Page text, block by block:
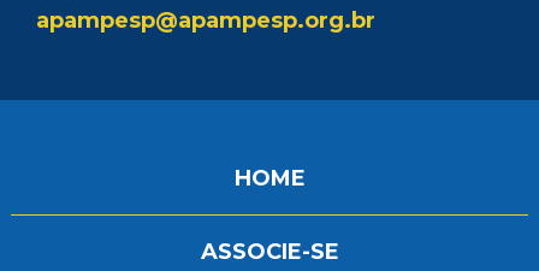
apampesp@apampesp.org.br
HOME
ASSOCIE-SE